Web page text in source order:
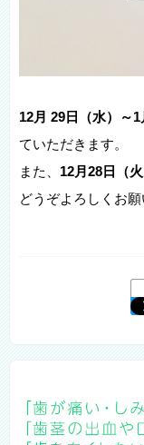
12月 29日（水）～1
ていただきます。
また、 12月28日（火
どうぞよろしくお願